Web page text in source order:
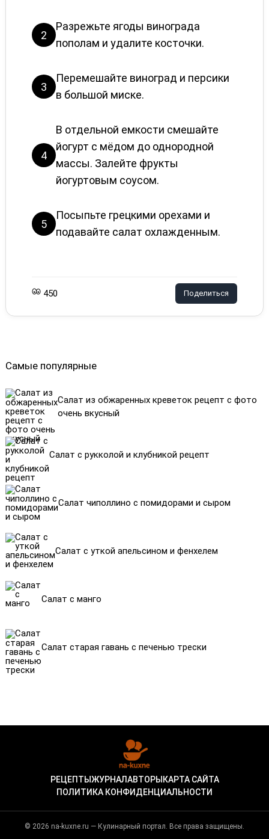
Самые популярные
Салат из обжаренных креветок рецепт с фото
очень вкусный
Салат с рукколой и клубникой рецепт
Салат чиполлино с помидорами и сыром
Салат с уткой апельсином и фенхелем
Салат с манго
Салат старая гавань с печенью трески
2
Разрежьте ягоды винограда
пополам и удалите косточки.
3
Перемешайте виноград и персики
в большой миске.
4
В отдельной емкости смешайте
йогурт с мёдом до однородной
массы. Залейте фрукты
йогуртовым соусом.
5
Посыпьте грецкими орехами и
подавайте салат охлажденным.
450 Поделиться
РЕЦЕПТЫ ЖУРНАЛАВТОРЫ КАРТА САЙТА
ПОЛИТИКА КОНФИДЕНЦИАЛЬНОСТИ
© 2026 na-kuxne.ru — Кулинарный портал. Все права защищены.